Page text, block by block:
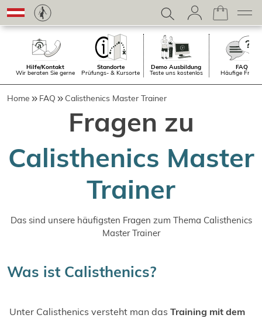
Hilfe/Kontakt
Wir beraten Sie gerne
Standorte
Prüfungs- & Kursorte
Demo Ausbildung
Teste uns kostenlos
FAQ
Häufige
Home FAQ Calisthenics Master Trainer
Fragen zu
Calisthenics Master
Trainer
Das sind unsere häufigsten Fragen zum Thema Calisthenics
Master Trainer
Was ist Calisthenics?
Unter Calisthenics versteht man das Training mit dem